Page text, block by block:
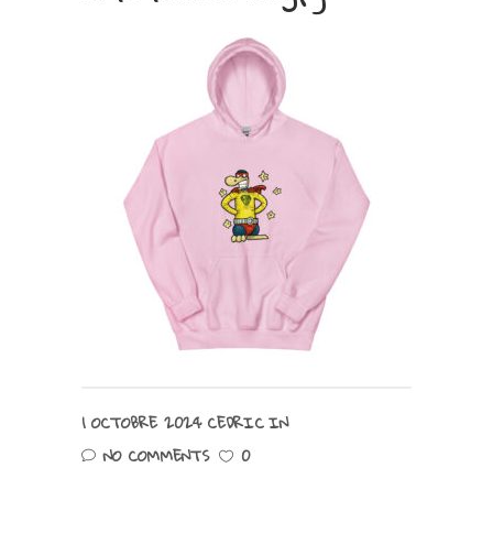
1 OCTOBRE 2024CEDRICIN
NO COMMENTS
0